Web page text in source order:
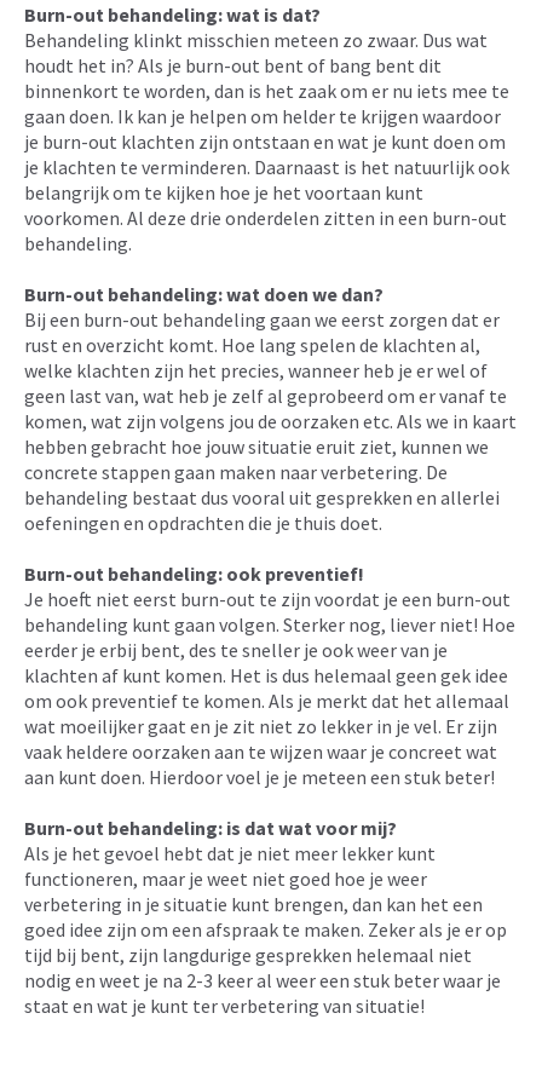
Burn-out behandeling: wat is dat?
Behandeling klinkt misschien meteen zo zwaar. Dus wat
houdt het in? Als je burn-out bent of bang bent dit
binnenkort te worden, dan is het zaak om er nu iets mee te
gaan doen. Ik kan je helpen om helder te krijgen waardoor
je burn-out klachten zijn ontstaan en wat je kunt doen om
je klachten te verminderen. Daarnaast is het natuurlijk ook
belangrijk om te kijken hoe je het voortaan kunt
voorkomen. Al deze drie onderdelen zitten in een burn-out
behandeling.
Burn-out behandeling: wat doen we dan?
Bij een burn-out behandeling gaan we eerst zorgen dat er
rust en overzicht komt. Hoe lang spelen de klachten al,
welke klachten zijn het precies, wanneer heb je er wel of
geen last van, wat heb je zelf al geprobeerd om er vanaf te
komen, wat zijn volgens jou de oorzaken etc. Als we in kaart
hebben gebracht hoe jouw situatie eruit ziet, kunnen we
concrete stappen gaan maken naar verbetering. De
behandeling bestaat dus vooral uit gesprekken en allerlei
oefeningen en opdrachten die je thuis doet.
Burn-out behandeling: ook preventief!
Je hoeft niet eerst burn-out te zijn voordat je een burn-out
behandeling kunt gaan volgen. Sterker nog, liever niet! Hoe
eerder je erbij bent, des te sneller je ook weer van je
klachten af kunt komen. Het is dus helemaal geen gek idee
om ook preventief te komen. Als je merkt dat het allemaal
wat moeilijker gaat en je zit niet zo lekker in je vel. Er zijn
vaak heldere oorzaken aan te wijzen waar je concreet wat
aan kunt doen. Hierdoor voel je je meteen een stuk beter!
Burn-out behandeling: is dat wat voor mij?
Als je het gevoel hebt dat je niet meer lekker kunt
functioneren, maar je weet niet goed hoe je weer
verbetering in je situatie kunt brengen, dan kan het een
goed idee zijn om een afspraak te maken. Zeker als je er op
tijd bij bent, zijn langdurige gesprekken helemaal niet
nodig en weet je na 2-3 keer al weer een stuk beter waar je
staat en wat je kunt ter verbetering van situatie!